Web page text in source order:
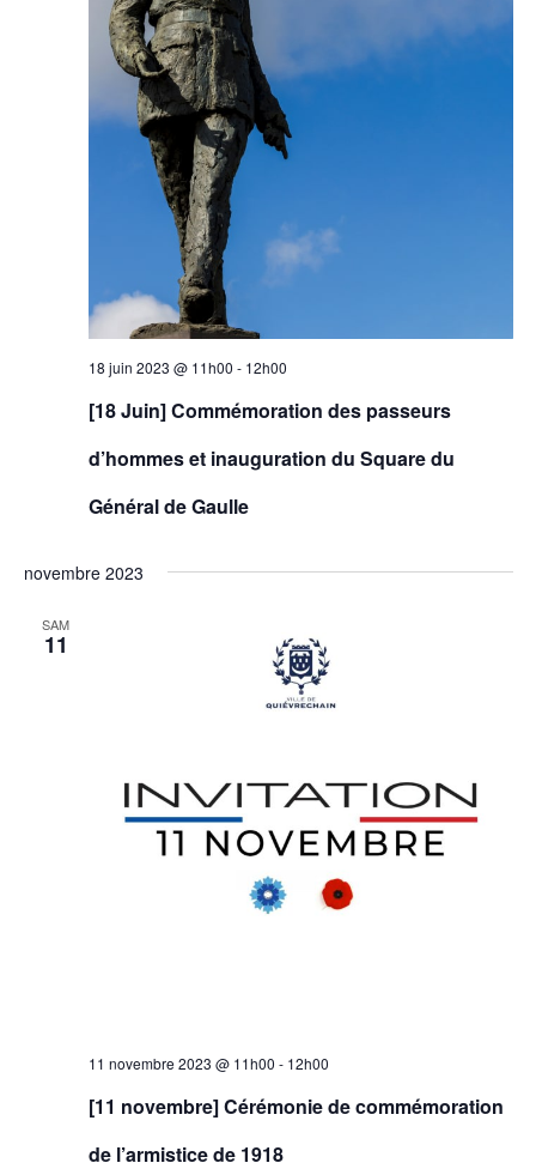
18 juin 2023 @ 11h00 - 12h00
[18 Juin] Commémoration des passeurs
d’hommes et inauguration du Square du
Général de Gaulle
novembre 2023
SAM
11
11 novembre 2023 @ 11h00 - 12h00
[11 novembre] Cérémonie de commémoration
de l’armistice de 1918